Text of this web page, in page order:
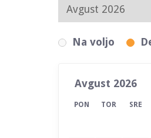
Na voljo
Avgust 2026
PON TOR SRE